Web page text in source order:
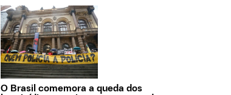
O Brasil comemora a queda dos